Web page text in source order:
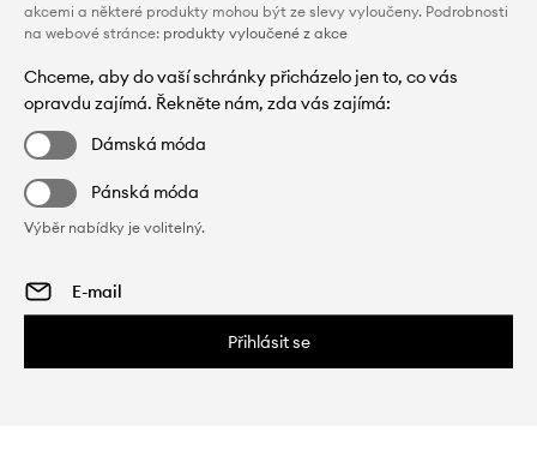
akcemi a některé produkty mohou být ze slevy vyloučeny. Podrobnosti
na webové stránce: produkty vyloučené z akce
Chceme, aby do vaší schránky přicházelo jen to, co vás
opravdu zajímá. Řekněte nám, zda vás zajímá:
Dámská móda
Pánská móda
Výběr nabídky je volitelný.
Přihlásit se